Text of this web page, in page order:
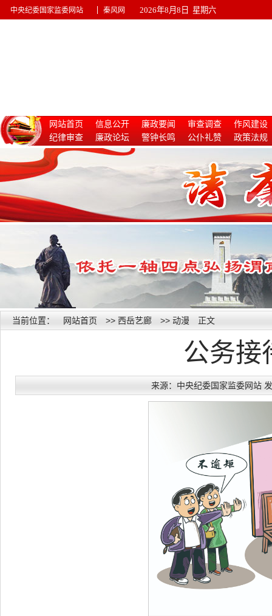
中央纪委国家监委网站 秦风网 2026年8月8日 星期六
网站首页 信息公开 廉政要闻 审查调查
作风建设
纪律审查
廉政论坛 警钟长鸣 公仆礼赞
政策法规
惩治腐败
当前位置： 网站首页 >> 西岳艺廊 >> 动漫 正文
公务接
来源：中央纪委国家监委网站